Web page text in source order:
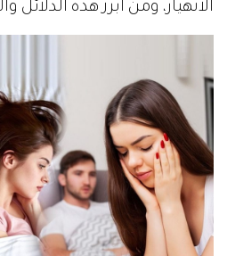
الانهيار، ومن أبرز هذه الدلائل